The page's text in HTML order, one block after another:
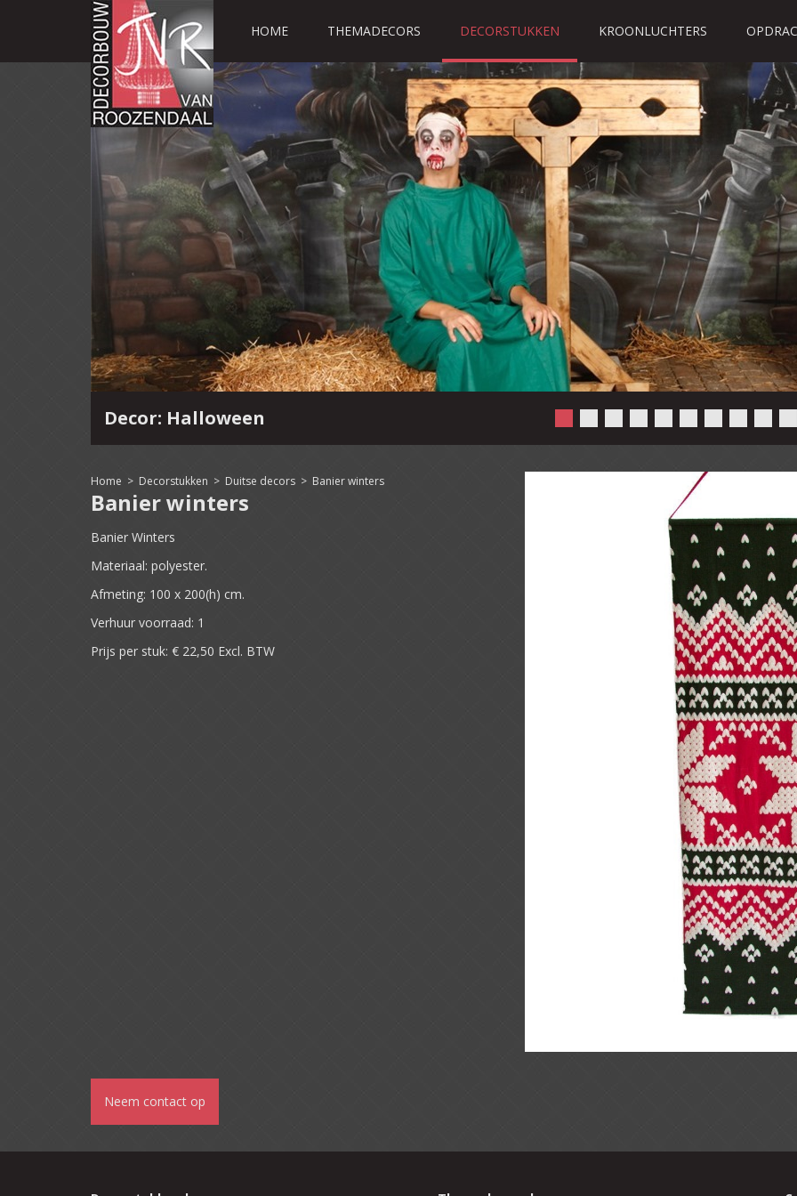
HOME THEMADECORS DECORSTUKKEN KROONLUCHTERS
Decor: Halloween
Home > Decorstukken > Duitse decors > Banier winters
Banier winters
Banier Winters
Materiaal: polyester.
Afmeting: 100 x 200(h) cm.
Verhuur voorraad: 1
Prijs per stuk: € 22,50 Excl. BTW
Neem contact op